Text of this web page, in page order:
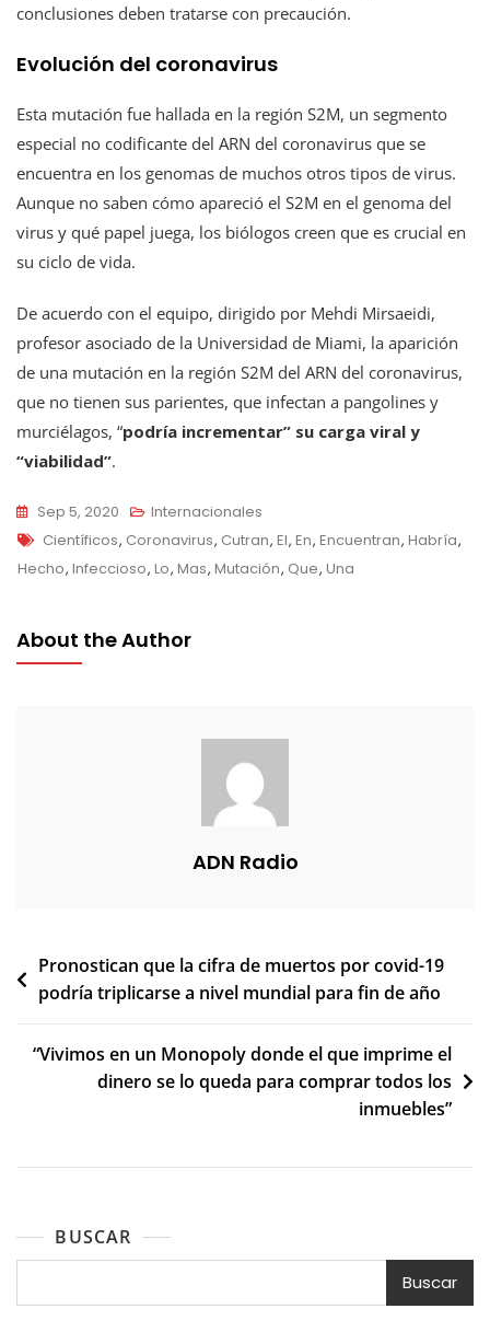
conclusiones deben tratarse con precaución.
Evolución del coronavirus
Esta mutación fue hallada en la región S2M, un segmento
especial no codificante del ARN del coronavirus que se
encuentra en los genomas de muchos otros tipos de virus.
Aunque no saben cómo apareció el S2M en el genoma del
virus y qué papel juega, los biólogos creen que es crucial en
su ciclo de vida.
De acuerdo con el equipo, dirigido por Mehdi Mirsaeidi,
profesor asociado de la Universidad de Miami, la aparición
de una mutación en la región S2M del ARN del coronavirus,
que no tienen sus parientes, que infectan a pangolines y
murciélagos, “podría incrementar” su carga viral y
“viabilidad”.
Sep 5, 2020
Internacionales
Tags
Científicos, Coronavirus, Cutran, El, En, Encuentran, Habría,
Hecho, Infeccioso, Lo, Mas, Mutación, Que, Una
About the Author
ADN Radio
Navegación
de
Pronostican que la cifra de muertos por covid-19
podría triplicarse a nivel mundial para fin de año
“Vivimos en un Monopoly donde el que imprime el
dinero se lo queda para comprar todos los
inmuebles”
BUSCAR
Buscar